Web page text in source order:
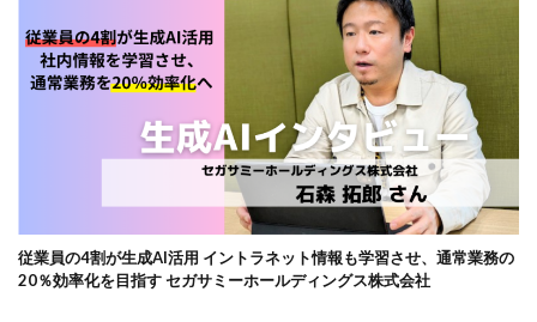
従業員の4割が生成AI活用 イントラネット情報も学習させ、通常業務の
20％効率化を目指す セガサミーホールディングス株式会社